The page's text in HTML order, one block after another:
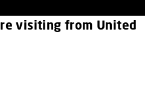
visiting from United